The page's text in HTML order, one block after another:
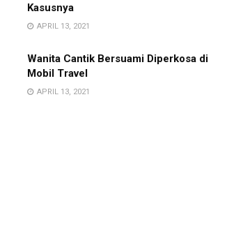
Kasusnya
APRIL 13, 2021
Wanita Cantik Bersuami Diperkosa di
Mobil Travel
APRIL 13, 2021